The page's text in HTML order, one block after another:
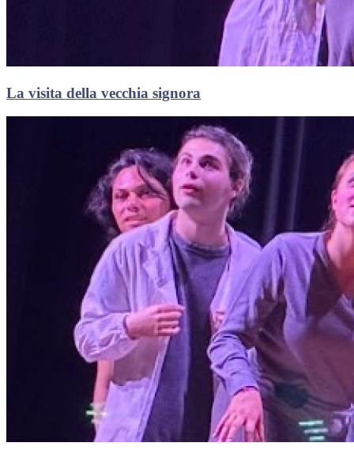
La visita della vecchia signora